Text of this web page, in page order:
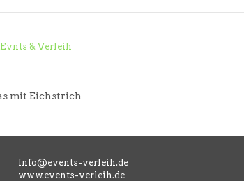
mit Eichstrich
Info@events-verleih.de
www.events-verleih.de